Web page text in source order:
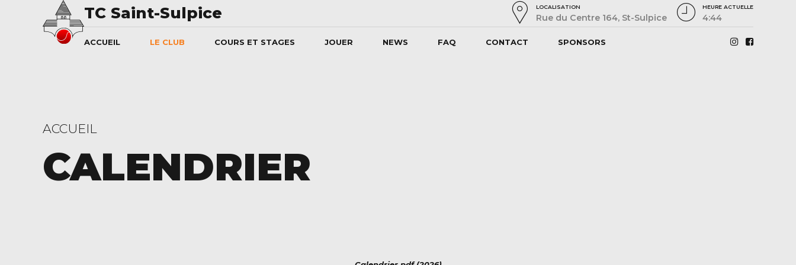
TC Saint-Sulpice HEURE ACTUELLE
4:44
LOCALISATION
Rue du Centre 164, St-Sulpice
ACCUEIL LE CLUB COURS ET STAGES JOUER NEWS FAQ CONTACT SPONSORS
ACCUEIL
CALENDRIER